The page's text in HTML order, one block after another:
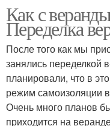
Как с
Переделка
После того как мы
занялись переделкой
планировали, что в
режим самоизоляции в
Очень много планов
приходится на